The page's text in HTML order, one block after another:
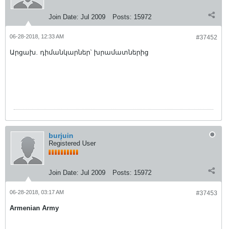
Join Date: Jul 2009 Posts: 15972
#37452
06-28-2018, 12:33 AM
Արցախ. դիմանկարներ՝ խրամատներից
burjuin
Registered User
Join Date: Jul 2009 Posts: 15972
#37453
06-28-2018, 03:17 AM
Armenian Army